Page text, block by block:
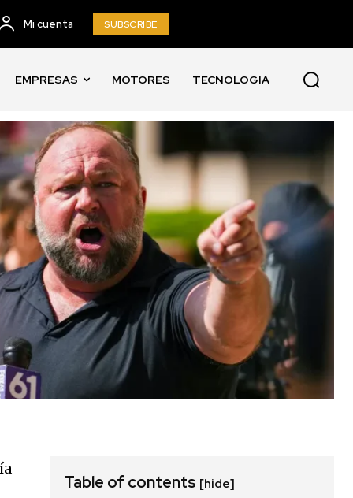
Mi cuenta SUBSCRIBE
EMPRESAS MOTORES TECNOLOGIA
Table of contents [hide]